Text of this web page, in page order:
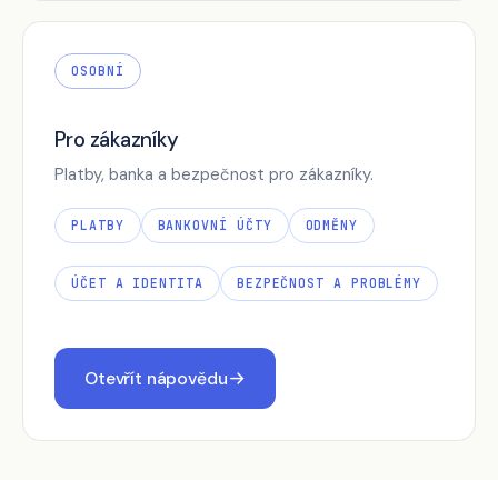
OSOBNÍ
Pro zákazníky
Platby, banka a bezpečnost pro zákazníky.
PLATBY BANKOVNÍ ÚČTY ODMĚNY
ÚČET A IDENTITA BEZPEČNOST A PROBLÉMY
Otevřít nápovědu